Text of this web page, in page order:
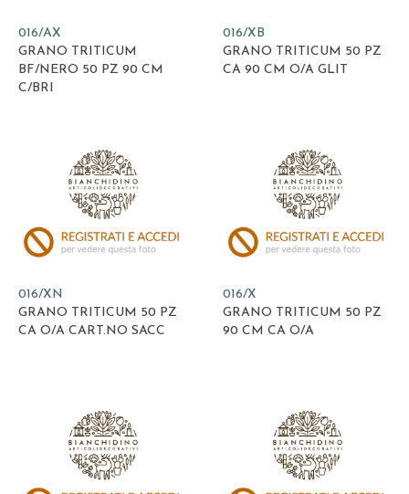
016/AX
GRANO TRITICUM
BF/NERO 50 PZ 90 CM
C/BRI
016/XB
GRANO TRITICUM 50 PZ
CA 90 CM O/A GLIT
016/XN
GRANO TRITICUM 50 PZ
CA O/A CART.NO SACC
016/X
GRANO TRITICUM 50 PZ
90 CM CA O/A